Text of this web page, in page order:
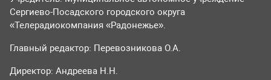
Сергиево-Посадского городского округа
«Телерадиокомпания «Радонежье».
Главный редактор: Перевозникова О.А.
Директор: Андреева Н.Н.